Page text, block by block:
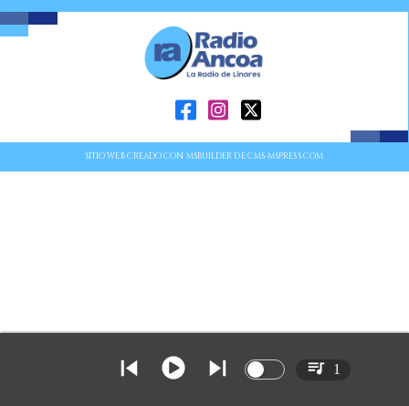
SITIO WEB CREADO CON MSBUILDER DE CMS-MSPRESS.COM
1